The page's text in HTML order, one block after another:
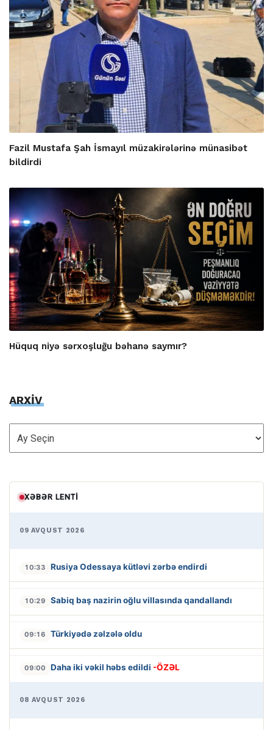
Fazil Mustafa Şah İsmayıl müzakirələrinə münasibət
bildirdi
Hüquq niyə sərxoşluğu bəhanə saymır?
ARXİV
ARXİV
XƏBƏR LENTI
09 AVQUST 2026
10:33 Rusiya Odessaya kütləvi zərbə endirdi
10:29 Sabiq baş nazirin oğlu villasında qandallandı
09:16 Türkiyədə zəlzələ oldu
09:00 Daha iki vəkil həbs edildi -ÖZƏL
08 AVQUST 2026